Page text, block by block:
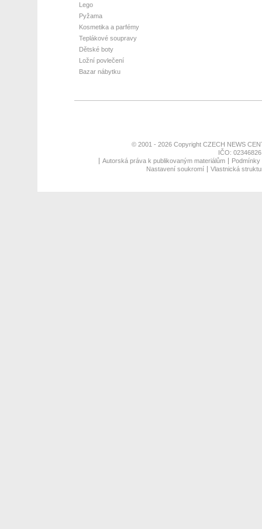
Lego
Pyžama
Kosmetika a parfémy
Teplákové soupravy
Dětské boty
Ložní povlečení
Bazar nábytku
© 2001 - 2026 Copyright CZECH NEWS
IČO:
Autorská práva k publikovaným materiálům
Nastavení soukromí
Vlastnická